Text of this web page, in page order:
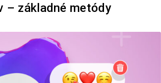
– základné metódy